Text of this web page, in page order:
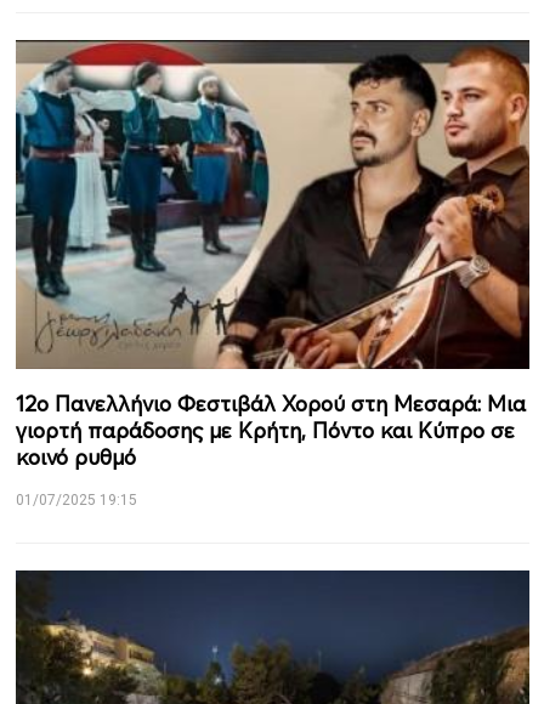
12ο Πανελλήνιο Φεστιβάλ Χορού στη Μεσαρά: Μια
γιορτή παράδοσης με Κρήτη, Πόντο και Κύπρο σε
κοινό ρυθμό
01/07/2025 19:15